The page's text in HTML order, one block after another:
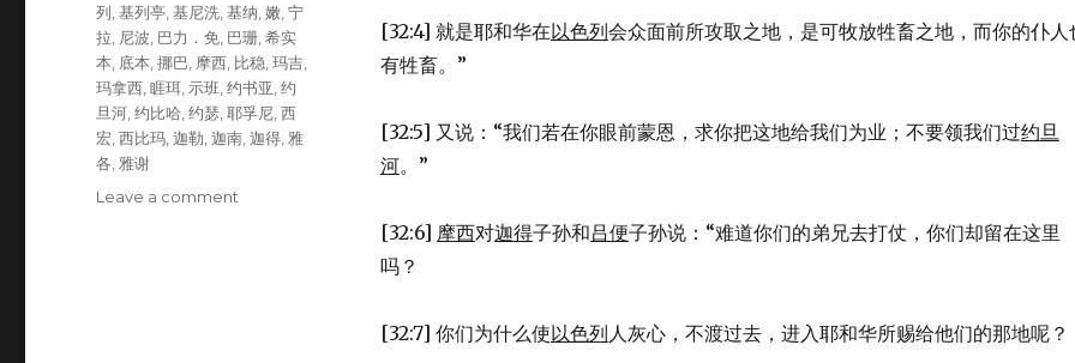
[32:4] 就是耶和华在以色列会众面前所攻取之地，是可牧放牲畜之地，而你的仆人
有牲畜。”
[32:5] 又说：“我们若在你眼前蒙恩，求你把这地给我们为业；不要领我们过约旦
河。”
[32:6] 摩西对迦得子孙和吕便子孙说：“难道你们的弟兄去打仗，你们却留在这里
吗？
[32:7] 你们为什么使以色列人灰心，不渡过去，进入耶和华所赐给他们的那地呢？
列 ,基列亭 ,基尼洗 ,基纳 ,嫩 ,宁
拉 尼波 巴力．免 巴珊 ,希实
本 底本 ,挪巴 摩西 比稳 ,玛吉
玛拿西 ,睚珥 示班 ,约书亚 ,约
旦河 ,约比哈 ,约瑟 ,耶孚尼 ,西
宏 ,西比玛 ,迦勒 ,迦南 ,迦得 雅
各 雅谢
Leave a comment